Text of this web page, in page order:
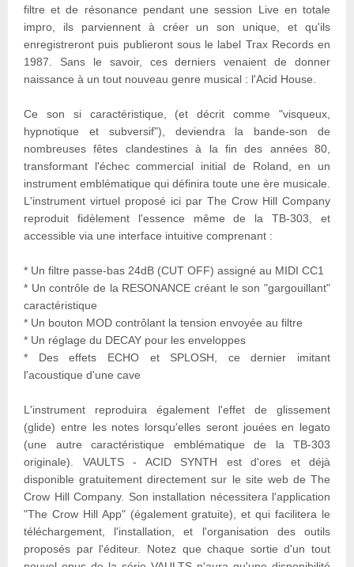
filtre et de résonance pendant une session Live en totale
impro, ils parviennent à créer un son unique, et qu'ils
enregistreront puis publieront sous le label Trax Records en
1987. Sans le savoir, ces derniers venaient de donner
naissance à un tout nouveau genre musical : l'Acid House.
Ce son si caractéristique, (et décrit comme "visqueux,
hypnotique et subversif"), deviendra la bande-son de
nombreuses fêtes clandestines à la fin des années 80,
transformant l'échec commercial initial de Roland, en un
instrument emblématique qui définira toute une ère musicale.
L'instrument virtuel proposé ici par The Crow Hill Company
reproduit fidèlement l'essence même de la TB-303, et
accessible via une interface intuitive comprenant :
* Un filtre passe-bas 24dB (CUT OFF) assigné au MIDI CC1
* Un contrôle de la RESONANCE créant le son "gargouillant"
caractéristique
* Un bouton MOD contrôlant la tension envoyée au filtre
* Un réglage du DECAY pour les enveloppes
* Des effets ECHO et SPLOSH, ce dernier imitant
l'acoustique d'une cave
L'instrument reproduira également l'effet de glissement
(glide) entre les notes lorsqu'elles seront jouées en legato
(une autre caractéristique emblématique de la TB-303
originale). VAULTS - ACID SYNTH est d'ores et déjà
disponible gratuitement directement sur le site web de The
Crow Hill Company. Son installation nécessitera l'application
"The Crow Hill App" (également gratuite), et qui facilitera le
téléchargement, l'installation, et l'organisation des outils
proposés par l'éditeur. Notez que chaque sortie d'un tout